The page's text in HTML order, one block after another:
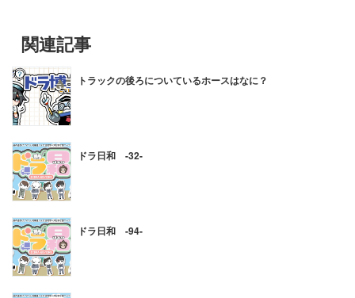
関連記事
トラックの後ろについているホースはなに？
ドラ日和 -32-
ドラ日和 -94-